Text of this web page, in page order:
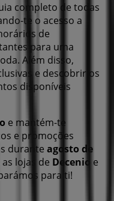
completo de todas
te o acesso a
de
para uma
Além disso,
e descobrir os
disponíveis
e mantém-te
e promoções
durante agosto de
lojas de Decenio e
para ti!